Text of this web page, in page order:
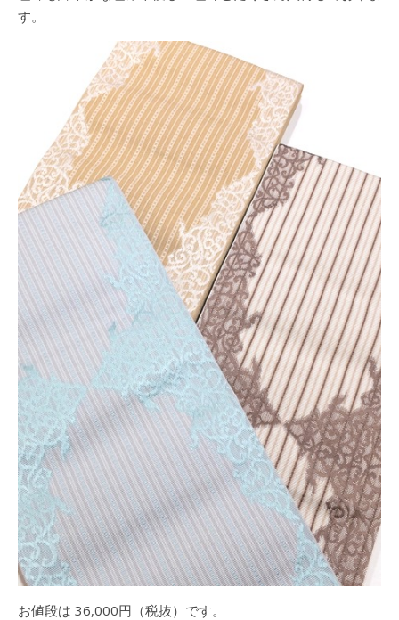
す。
お値段は 36,000円（税抜）です。